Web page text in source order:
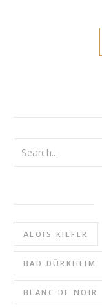
ALOIS KIEFER
BAD DÜRKHEIM
BLANC DE NOIR